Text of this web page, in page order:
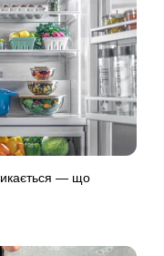
— що